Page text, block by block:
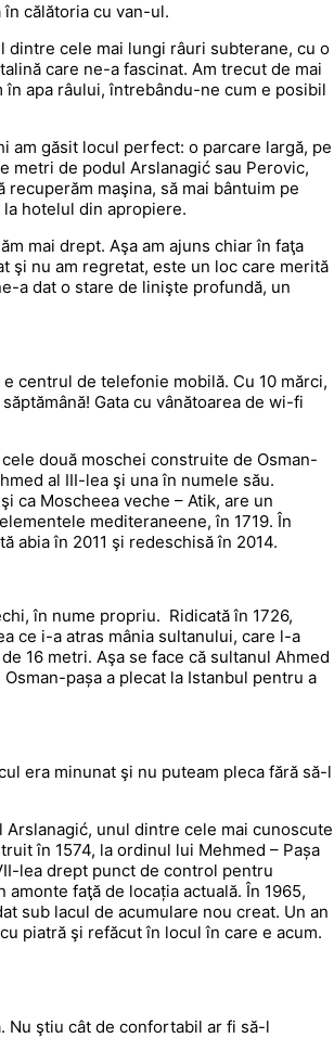
călătoria cu van-ul.
dintre cele mai lungi râuri subterane, cu o
care ne-a fascinat. Am trecut de mai
apa râului, întrebându-ne cum e posibil
găsit locul perfect: o parcare largă, pe
metri de podul Arslanagić sau Perovic,
maşina, să mai bântuim pe
hotelul din apropiere.
mai drept. Aşa am ajuns chiar în faţa
şi nu am regretat, este un loc care merită
a dat o stare de linişte profundă, un
centrul de telefonie mobilă. Cu 10 mărci,
Gata cu vânătoarea de wi-fi
două moschei construite de Osman-
al III-lea şi una în numele său.
ca Moscheea veche – Atik, are un
mediteraneene, în 1719. În
abia în 2011 şi redeschisă în 2014.
în nume propriu. Ridicată în 1726,
ce i-a atras mânia sultanului, care l-a
16 metri. Aşa se face că sultanul Ahmed
pașa a plecat la Istanbul pentru a
era minunat şi nu puteam pleca fără să-l
unul dintre cele mai cunoscute
în 1574, la ordinul lui Mehmed – Pașa
lea drept punct de control pentru
faţă de locația actuală. În 1965,
sub lacul de acumulare nou creat. Un an
piatră şi refăcut în locul în care e acum.
Nu ştiu cât de confortabil ar fi să-l